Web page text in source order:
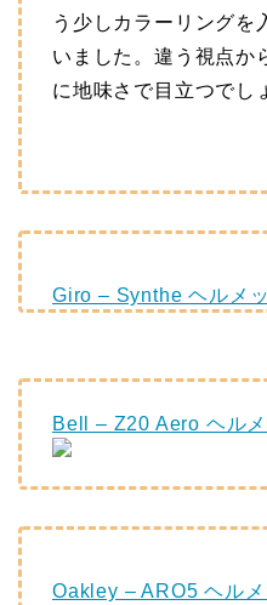
う少しカラーリングを
いました。違う視点か
に地味さで目立つでし
Giro – Synthe ヘルメ
Bell – Z20 Aero ヘル
Oakley – ARO5 ヘルメ